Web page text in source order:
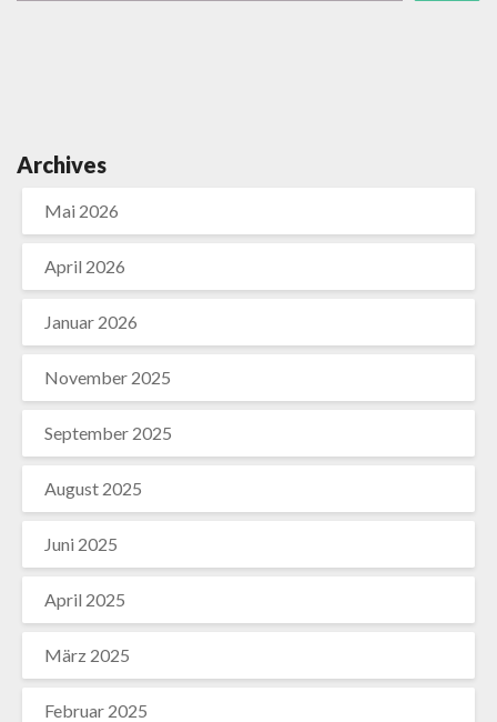
Archives
Mai 2026
April 2026
Januar 2026
November 2025
September 2025
August 2025
Juni 2025
April 2025
März 2025
Februar 2025